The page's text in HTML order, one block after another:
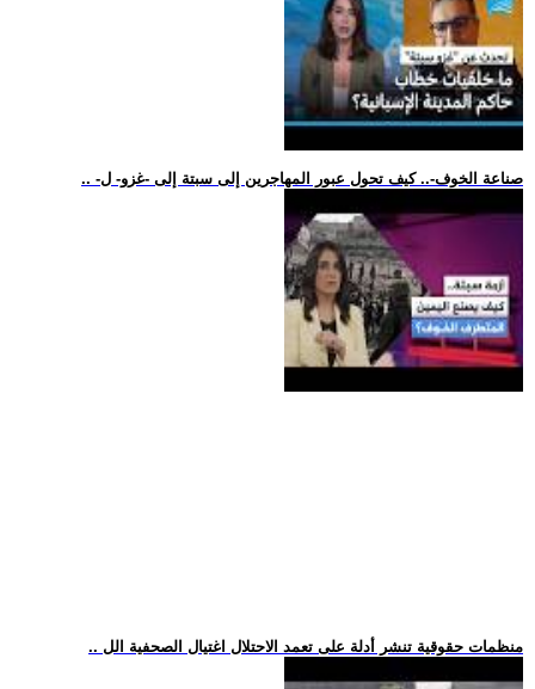
.. -صناعة الخوف-.. كيف تحول عبور المهاجرين إلى سبتة إلى -غزو- ل
.. منظمات حقوقية تنشر أدلة على تعمد الاحتلال اغتيال الصحفية الل